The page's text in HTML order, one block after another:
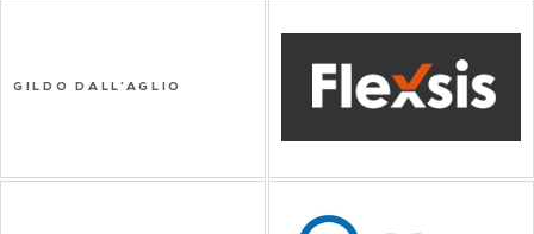
GILDO DALL’AGLIO